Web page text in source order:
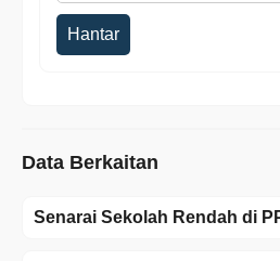
Hantar
Data Berkaitan
Senarai Sekolah Rendah di